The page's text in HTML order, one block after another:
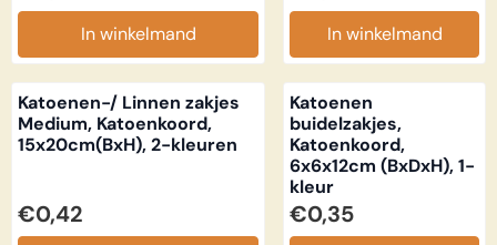
In winkelmand In winkelmand
Katoenen-/ Linnen zakjes
Medium, Katoenkoord,
15x20cm(BxH), 2-kleuren
Prijs: 0,42
€0,42
Katoenen
buidelzakjes,
Katoenkoord,
6x6x12cm (BxDxH), 1-
kleur
Prijs: 0,35
€0,35